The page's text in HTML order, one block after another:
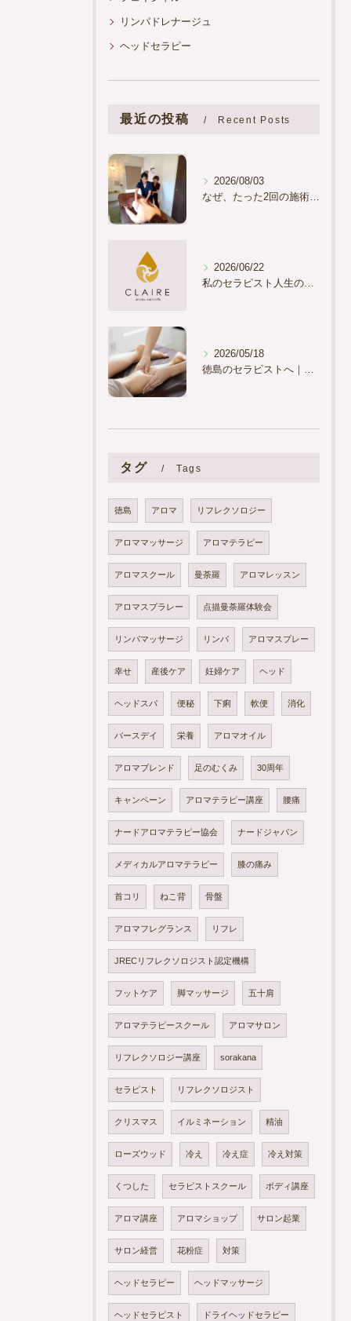
リンパドレナージュ
ヘッドセラピー
最近の投稿 Recent Posts
2026/08/03
なぜ、たった2回の施術で「痩せた？」と言われるほどの変化を起こせるのか？
2026/06/22
私のセラピスト人生の「原点」のお話をさせてください。
2026/05/18
徳島のセラピストへ｜「気持ちよかった」で終わらせない、本物の“不調改善”技術とは
タグ Tags
徳島 アロマ リフレクソロジー
アロママッサージ アロマテラピー
アロマスクール 曼荼羅 アロマレッスン
アロマスプラレー 点描曼荼羅体験会
リンパマッサージ リンパ アロマスプレー
幸せ 産後ケア 妊婦ケア ヘッド
ヘッドスパ 便秘 下痢 軟便 消化
バースデイ 栄養 アロマオイル
アロマブレンド 足のむくみ 30周年
キャンペーン アロマテラピー講座 腰痛
ナードアロマテラピー協会 ナードジャパン
メディカルアロマテラピー 膝の痛み
首コリ ねこ背 骨盤
アロマフレグランス リフレ
JRECリフレクソロジスト認定機構
フットケア 脚マッサージ 五十肩
アロマテラピースクール アロマサロン
リフレクソロジー講座 sorakana
セラピスト リフレクソロジスト
クリスマス イルミネーション 精油
ローズウッド 冷え 冷え症 冷え対策
くつした セラピストスクール ボディ講座
アロマ講座 アロマショップ サロン起業
サロン経営 花粉症 対策
ヘッドセラピー ヘッドマッサージ
ヘッドセラピスト ドライヘッドセラピー